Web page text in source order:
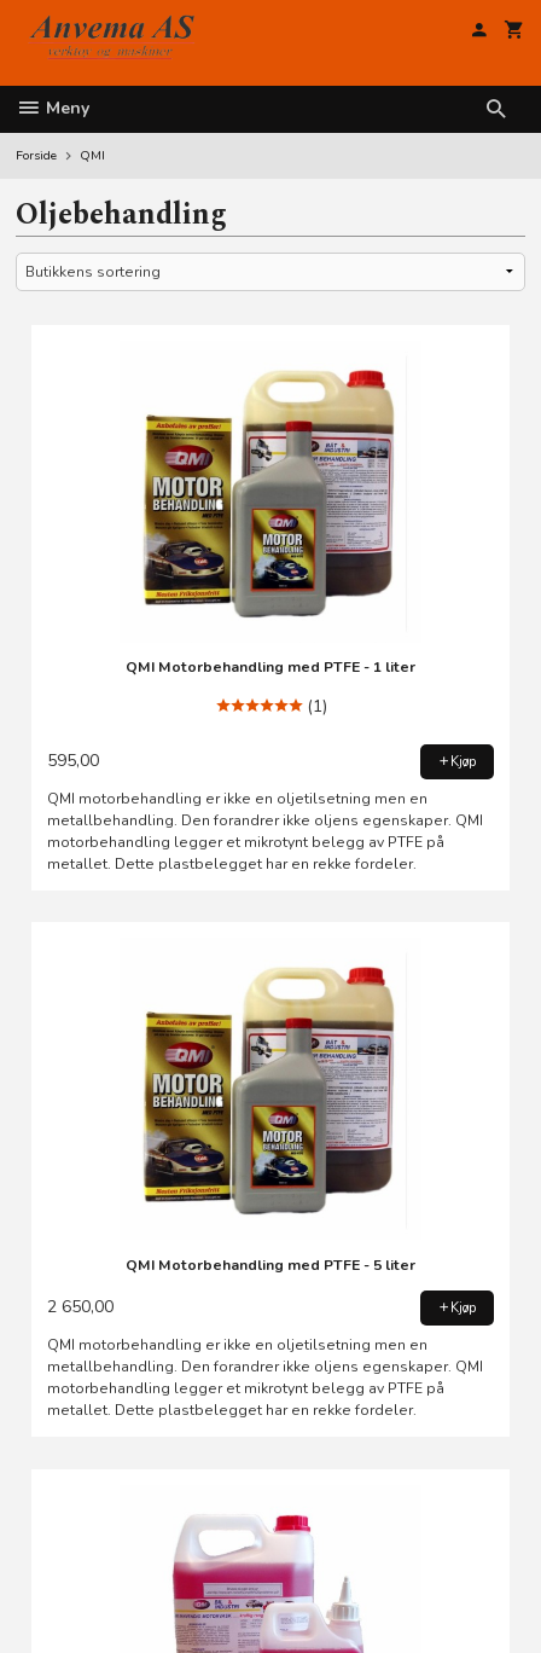
innholdet
Meny
Forside QMI
Oljebehandling
QMI Motorbehandling med PTFE - 1 liter
(1)
595,00 Kjøp
QMI motorbehandling er ikke en oljetilsetning men en
metallbehandling. Den forandrer ikke oljens egenskaper. QMI
motorbehandling legger et mikrotynt belegg av PTFE på
metallet. Dette plastbelegget har en rekke fordeler.
QMI Motorbehandling med PTFE - 5 liter
2 650,00 Kjøp
QMI motorbehandling er ikke en oljetilsetning men en
metallbehandling. Den forandrer ikke oljens egenskaper. QMI
motorbehandling legger et mikrotynt belegg av PTFE på
metallet. Dette plastbelegget har en rekke fordeler.